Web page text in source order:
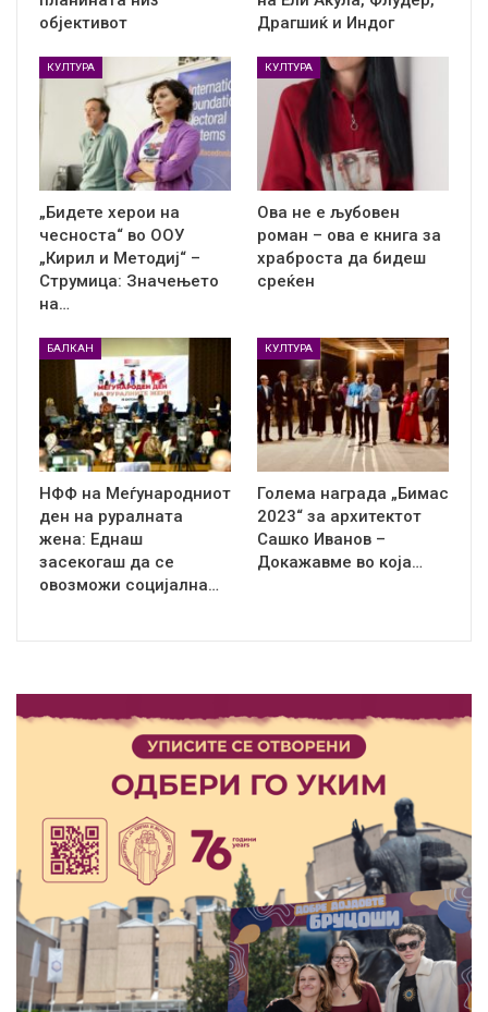
објективот
Драгшиќ и Индог
КУЛТУРА
„Бидете херои на
чесноста“ во ООУ
„Кирил и Методиј“ –
Струмица: Значењето
на…
КУЛТУРА
Ова не е љубовен
роман – ова е книга за
храброста да бидеш
среќен
БАЛКАН
НФФ на Меѓународниот
ден на руралната
жена: Еднаш
засекогаш да се
овозможи социјална…
КУЛТУРА
Голема награда „Бимас
2023“ за архитектот
Сашко Иванов –
Докажавме во која…